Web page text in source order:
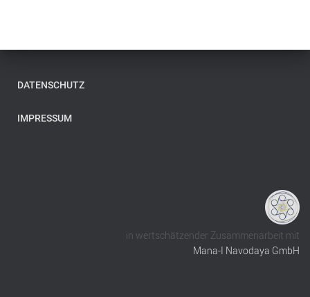
DATENSCHUTZ
IMPRESSUM
in wertschätzender Zusammenarbeit mit
Mana-I Navodaya GmbH